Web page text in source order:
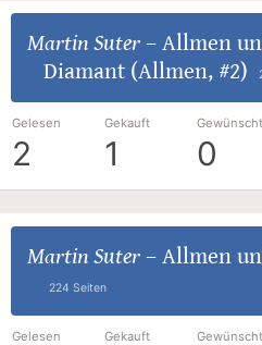
Martin Suter– Allmen
Diamant (Allmen, #2)
Gelesen
2
Gekauft
1
Gewünscht
0
Martin Suter– Allmen
224 Seiten
Gelesen Gekauft Gewünscht